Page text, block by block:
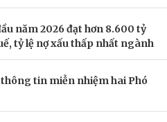
năm 2026 đạt hơn 8.600 tỷ
tỷ lệ nợ xấu thấp nhất ngành
thông tin miễn nhiệm hai Phó